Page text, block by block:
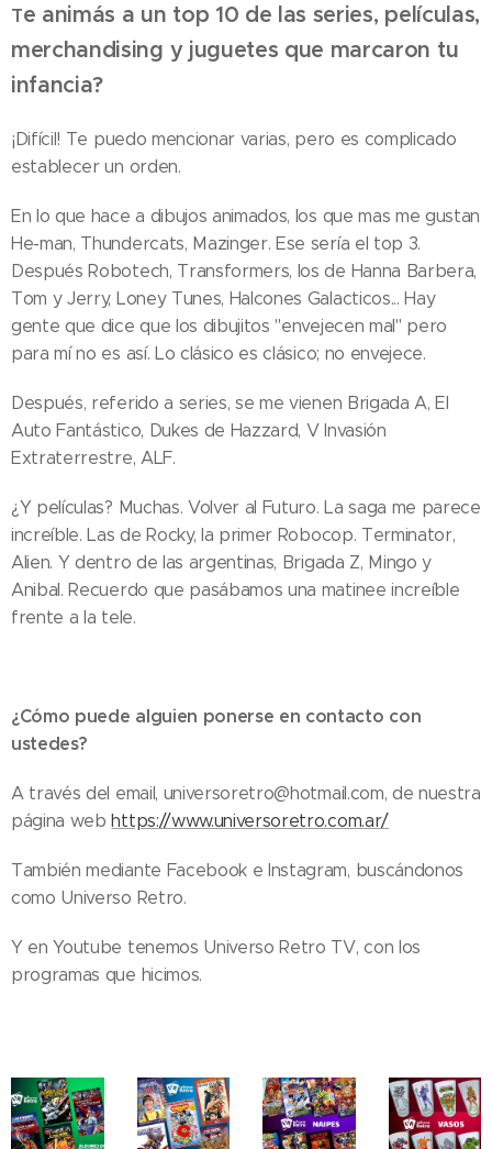
Te animás a un top 10 de las series, películas,
merchandising y juguetes que marcaron tu
infancia?
¡Difícil! Te puedo mencionar varias, pero es complicado
establecer un orden.
En lo que hace a dibujos animados, los que mas me gustan
He-man, Thundercats, Mazinger. Ese sería el top 3.
Después Robotech, Transformers, los de Hanna Barbera,
Tom y Jerry, Loney Tunes, Halcones Galacticos... Hay
gente que dice que los dibujitos "envejecen mal" pero
para mí no es así. Lo clásico es clásico; no envejece.
Después, referido a series, se me vienen Brigada A, El
Auto Fantástico, Dukes de Hazzard, V Invasión
Extraterrestre, ALF.
¿Y películas? Muchas. Volver al Futuro. La saga me parece
increíble. Las de Rocky, la primer Robocop. Terminator,
Alien. Y dentro de las argentinas, Brigada Z, Mingo y
Anibal. Recuerdo que pasábamos una matinee increíble
frente a la tele.
¿Cómo puede alguien ponerse en contacto con
ustedes?
A través del email, universoretro@hotmail.com, de nuestra
página webhttps://www.universoretro.com.ar/
También mediante Facebook e Instagram, buscándonos
como Universo Retro.
Y en Youtube tenemos Universo Retro TV, con los
programas que hicimos.